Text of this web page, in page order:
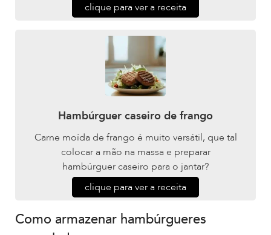
clique para ver a receita
Hambúrguer caseiro de frango
Carne moída de frango é muito versátil, que tal
colocar a mão na massa e preparar
hambúrguer caseiro para o jantar?
clique para ver a receita
Como armazenar hambúrgueres